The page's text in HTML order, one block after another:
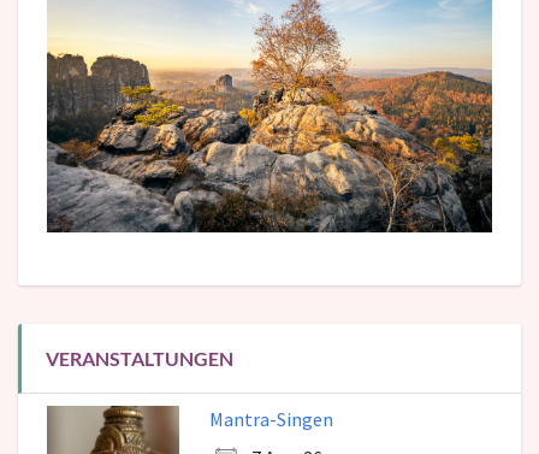
VERANSTALTUNGEN
Mantra-Singen